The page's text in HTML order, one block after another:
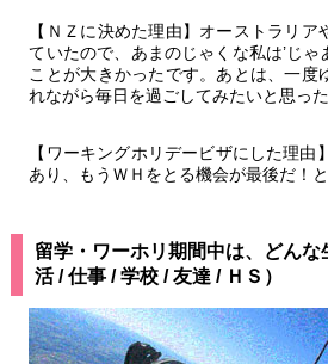
【ＮＺに決めた理由】オーストラリ
ていたので、あまのじゃくな私は’じゃ
ことが大きかったです。あとは、一度
れながら毎日を過ごしてみたいと思った
【ワーキングホリデービザにした理由
あり、もうＷＨをとる機会が最後だ！
留学・ワーホリ期間中は、どん
活 / 仕事 / 学校 / 友達 / ＨＳ）